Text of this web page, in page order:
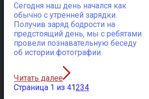
Сегодня наш день начался как
обычно с утренней зарядки.
Получив заряд бодрости на
предстоящий день, мы с ребятами
провели познавательную беседу
об истории фотографии.
Читать далее
Страница 1 из 41234